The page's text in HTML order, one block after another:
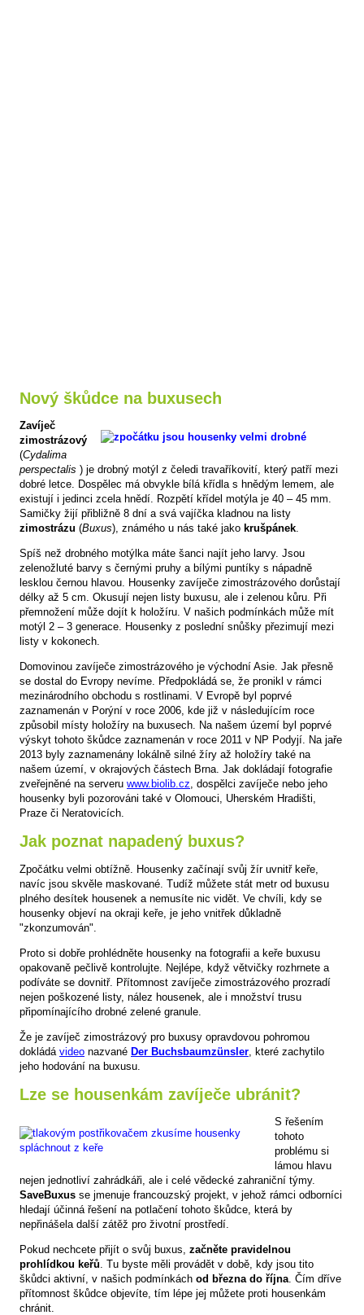
Nový škůdce na buxusech
Zavíječ
zimostrázový
(Cydalima
perspectalis ) je drobný motýl z čeledi travaříkovití, který patří mezi
dobré letce. Dospělec má obvykle bílá křídla s hnědým lemem, ale
existují i jedinci zcela hnědí. Rozpětí křídel motýla je 40 – 45 mm.
Samičky žijí přibližně 8 dní a svá vajíčka kladnou na listy
zimostrázu (Buxus), známého u nás také jako krušpánek.
Spíš než drobného motýlka máte šanci najít jeho larvy. Jsou
zelenožluté barvy s černými pruhy a bílými puntíky s nápadně
lesklou černou hlavou. Housenky zavíječe zimostrázového dorůstají
délky až 5 cm. Okusují nejen listy buxusu, ale i zelenou kůru. Při
přemnožení může dojít k holožíru. V našich podmínkách může mít
motýl 2 – 3 generace. Housenky z poslední snůšky přezimují mezi
listy v kokonech.
Domovinou zavíječe zimostrázového je východní Asie. Jak přesně
se dostal do Evropy nevíme. Předpokládá se, že pronikl v rámci
mezinárodního obchodu s rostlinami. V Evropě byl poprvé
zaznamenán v Porýní v roce 2006, kde již v následujícím roce
způsobil místy holožíry na buxusech. Na našem území byl poprvé
výskyt tohoto škůdce zaznamenán v roce 2011 v NP Podyjí. Na jaře
2013 byly zaznamenány lokálně silné žíry až holožíry také na
našem území, v okrajových částech Brna. Jak dokládají fotografie
zveřejněné na serveru www.biolib.cz, dospělci zavíječe nebo jeho
housenky byli pozorováni také v Olomouci, Uherském Hradišti,
Praze či Neratovicích.
Jak poznat napadený buxus?
Zpočátku velmi obtížně. Housenky začínají svůj žír uvnitř keře,
navíc jsou skvěle maskované. Tudíž můžete stát metr od buxusu
plného desítek housenek a nemusíte nic vidět. Ve chvíli, kdy se
housenky objeví na okraji keře, je jeho vnitřek důkladně
"zkonzumován".
Proto si dobře prohlédněte housenky na fotografii a keře buxusu
opakovaně pečlivě kontrolujte. Nejlépe, když větvičky rozhrnete a
podíváte se dovnitř. Přítomnost zavíječe zimostrázového prozradí
nejen poškozené listy, nález housenek, ale i množství trusu
připomínajícího drobné zelené granule.
Že je zavíječ zimostrázový pro buxusy opravdovou pohromou
dokládá video nazvané Der Buchsbaumzünsler , které zachytilo
jeho hodování na buxusu.
Lze se housenkám zavíječe ubránit?
S řešením
tohoto
problému si
lámou hlavu
nejen jednotliví zahrádkáři, ale i celé vědecké zahraniční týmy.
SaveBuxus se jmenuje francouzský projekt, v jehož rámci odborníci
hledají účinná řešení na potlačení tohoto škůdce, která by
nepřinášela další zátěž pro životní prostředí.
Pokud nechcete přijít o svůj buxus, začněte pravidelnou
prohlídkou keřů . Tu byste měli provádět v době, kdy jsou tito
škůdci aktivní, v našich podmínkách od března do října . Čím dříve
přítomnost škůdce objevíte, tím lépe jej můžete proti housenkám
chránit.